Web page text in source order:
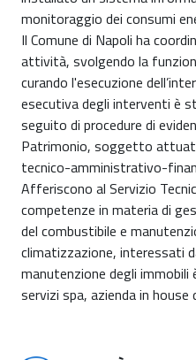
monitoraggio dei consumi
Il Comune di Napoli ha
attività, svolgendo la
curando l'esecuzione
esecutiva degli interventi è
seguito di procedure di
Patrimonio, soggetto
tecnico-amministrativo-
Afferiscono al Servizio
competenze in materia di
del combustibile e
climatizzazione, interessati
manutenzione degli immobili
servizi spa, azienda in